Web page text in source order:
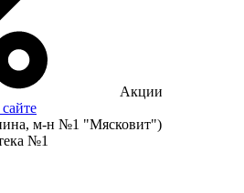
Акции
м-н №1 "Мясковит")
№1